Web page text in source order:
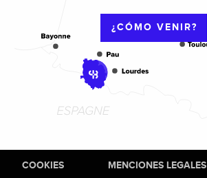
¿CÓMO VENIR?
COOKIES MENCIONES LEGALES